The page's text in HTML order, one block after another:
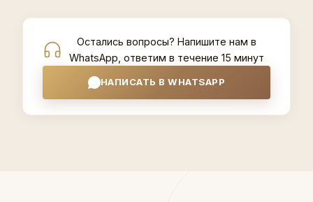
Остались вопросы? Напишите нам в
WhatsApp, ответим в течение 15 минут
НАПИСАТЬ В WHATSAPP